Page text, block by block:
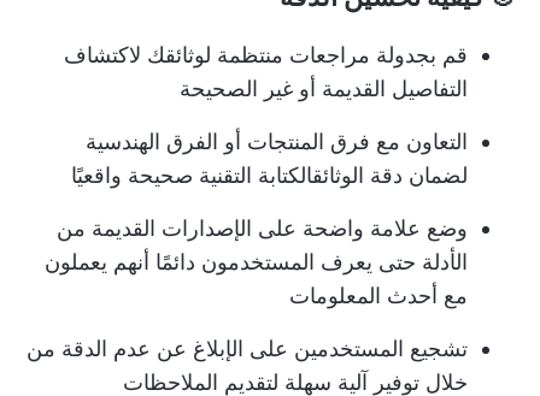
قم بجدولة مراجعات منتظمة لوثائقك لاكتشاف
التفاصيل القديمة أو غير الصحيحة
التعاون مع فرق المنتجات أو الفرق الهندسية
لضمان دقة الوثائقالكتابة التقنية صحيحة واقعيًا
وضع علامة واضحة على الإصدارات القديمة من
الأدلة حتى يعرف المستخدمون دائمًا أنهم يعملون
مع أحدث المعلومات
تشجيع المستخدمين على الإبلاغ عن عدم الدقة من
خلال توفير آلية سهلة لتقديم الملاحظات